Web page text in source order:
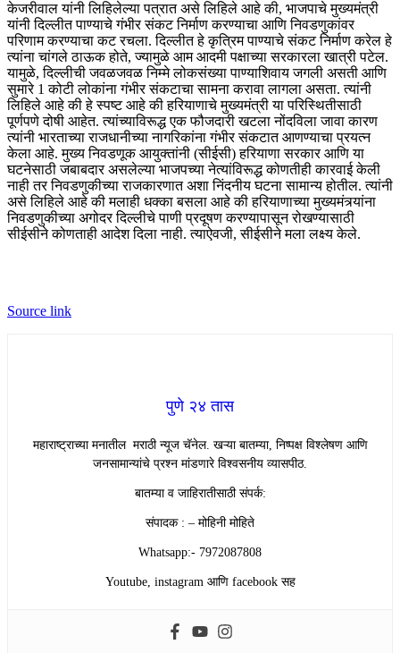
केजरीवाल यांनी लिहिलेल्या पत्रात असे लिहिले आहे की, भाजपाचे मुख्यमंत्री
यांनी दिल्लीत पाण्याचे गंभीर संकट निर्माण करण्याचा आणि निवडणुकांवर
परिणाम करण्याचा कट रचला. दिल्लीत हे कृत्रिम पाण्याचे संकट निर्माण करेल हे
त्यांना चांगले ठाऊक होते, ज्यामुळे आम आदमी पक्षाच्या सरकारला खात्री पटेल.
यामुळे, दिल्लीची जवळजवळ निम्मे लोकसंख्या पाण्याशिवाय जगली असती आणि
सुमारे 1 कोटी लोकांना गंभीर संकटाचा सामना करावा लागला असता. त्यांनी
लिहिले आहे की हे स्पष्ट आहे की हरियाणाचे मुख्यमंत्री या परिस्थितीसाठी
पूर्णपणे दोषी आहेत. त्यांच्याविरूद्ध एक फौजदारी खटला नोंदविला जावा कारण
त्यांनी भारताच्या राजधानीच्या नागरिकांना गंभीर संकटात आणण्याचा प्रयत्न
केला आहे. मुख्य निवडणूक आयुक्तांनी (सीईसी) हरियाणा सरकार आणि या
घटनेसाठी जबाबदार असलेल्या भाजपच्या नेत्यांविरूद्ध कोणतीही कारवाई केली
नाही तर निवडणुकीच्या राजकारणात अशा निंदनीय घटना सामान्य होतील. त्यांनी
असे लिहिले आहे की मलाही धक्का बसला आहे की हरियाणाच्या मुख्यमंत्र्यांना
निवडणुकीच्या अगोदर दिल्लीचे पाणी प्रदूषण करण्यापासून रोखण्यासाठी
सीईसीने कोणताही आदेश दिला नाही. त्याऐवजी, सीईसीने मला लक्ष्य केले.
Source link
पुणे २४ तास
महाराष्ट्राच्या मनातील मराठी न्यूज चॅनेल. खऱ्या बातम्या, निष्पक्ष विश्लेषण आणि
जनसामान्यांचे प्रश्न मांडणारे विश्वसनीय व्यासपीठ.
बातम्या व जाहिरातीसाठी संपर्क:
संपादक : – मोहिनी मोहिते
Whatsapp:- 7972087808
Youtube, instagram आणि facebook सह